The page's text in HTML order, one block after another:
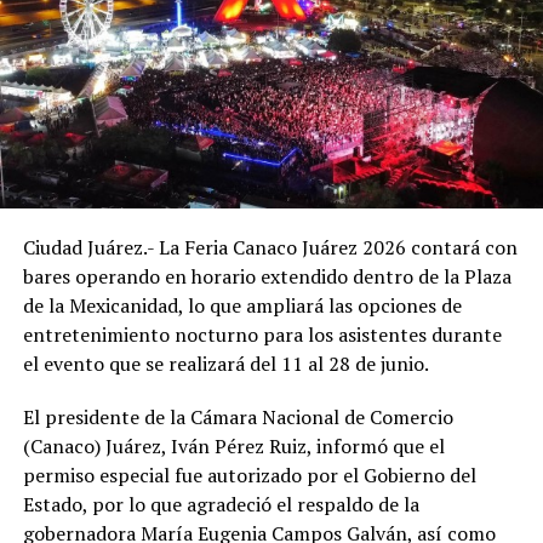
Ciudad Juárez.- La Feria Canaco Juárez 2026 contará con
bares operando en horario extendido dentro de la Plaza
de la Mexicanidad, lo que ampliará las opciones de
entretenimiento nocturno para los asistentes durante
el evento que se realizará del 11 al 28 de junio.
El presidente de la Cámara Nacional de Comercio
(Canaco) Juárez, Iván Pérez Ruiz, informó que el
permiso especial fue autorizado por el Gobierno del
Estado, por lo que agradeció el respaldo de la
gobernadora María Eugenia Campos Galván, así como